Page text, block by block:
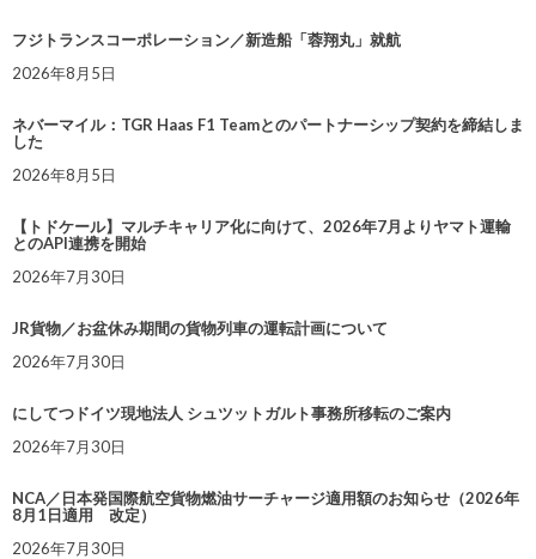
フジトランスコーポレーション／新造船「蓉翔丸」就航
2026年8月5日
ネバーマイル：TGR Haas F1 Teamとのパートナーシップ契約を締結しま
した
2026年8月5日
【トドケール】マルチキャリア化に向けて、2026年7月よりヤマト運輸
とのAPI連携を開始
2026年7月30日
JR貨物／お盆休み期間の貨物列車の運転計画について
2026年7月30日
にしてつドイツ現地法人 シュツットガルト事務所移転のご案内
2026年7月30日
NCA／日本発国際航空貨物燃油サーチャージ適用額のお知らせ（2026年
8月1日適用 改定）
2026年7月30日